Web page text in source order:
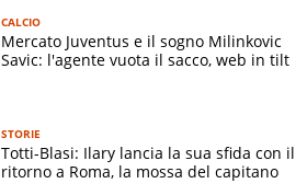
CALCIO
Mercato Juventus e il sogno Milinkovic
Savic: l'agente vuota il sacco, web in tilt
STORIE
Totti-Blasi: Ilary lancia la sua sfida con il
ritorno a Roma, la mossa del capitano